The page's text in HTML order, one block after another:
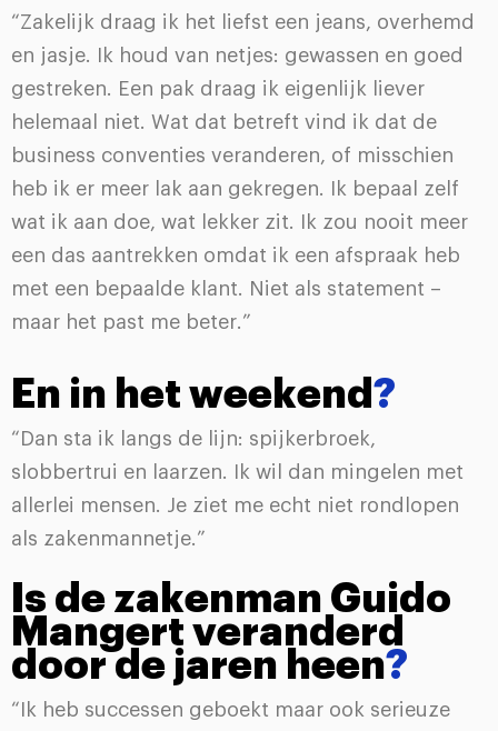
“Zakelijk draag ik het liefst een jeans, overhemd
en jasje. Ik houd van netjes: gewassen en goed
gestreken. Een pak draag ik eigenlijk liever
helemaal niet. Wat dat betreft vind ik dat de
business conventies veranderen, of misschien
heb ik er meer lak aan gekregen. Ik bepaal zelf
wat ik aan doe, wat lekker zit. Ik zou nooit meer
een das aantrekken omdat ik een afspraak heb
met een bepaalde klant. Niet als statement –
maar het past me beter.”
En in het weekend ?
“Dan sta ik langs de lijn: spijkerbroek,
slobbertrui en laarzen. Ik wil dan mingelen met
allerlei mensen. Je ziet me echt niet rondlopen
als zakenmannetje.”
Is de zakenman Guido
Mangert veranderd
door de jaren heen?
“Ik heb successen geboekt maar ook serieuze